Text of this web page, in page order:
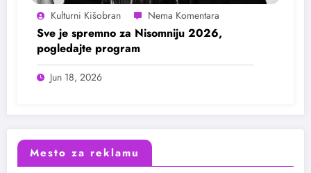
Kulturni Kišobran
Sve je spremno za Nisomniju 2026,
pogledajte program
Jun 18, 2026
Mesto za reklamu